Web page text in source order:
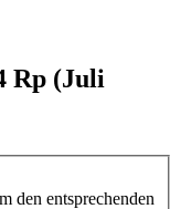
Rp (Juli
den entsprechenden